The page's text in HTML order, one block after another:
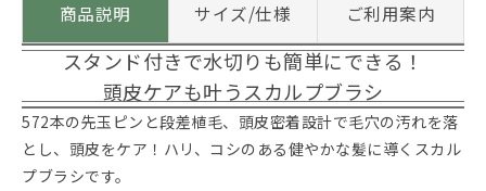
商品説明 サイズ/仕様 ご利用案内
スタンド付きで水切りも簡単にできる！
頭皮ケアも叶うスカルプブラシ
572本の先玉ピンと段差植毛、頭皮密着設計で毛穴の汚れを落
とし、頭皮をケア！ハリ、コシのある健やかな髪に導くスカル
プブラシです。